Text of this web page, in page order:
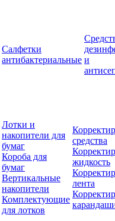
Салфетки
антибактериальные и
Лотки и
накопители для
бумаг
Короба для
бумаг
Вертикальные
накопители
Комплектующие
для лотков
средства
жидкость
лента